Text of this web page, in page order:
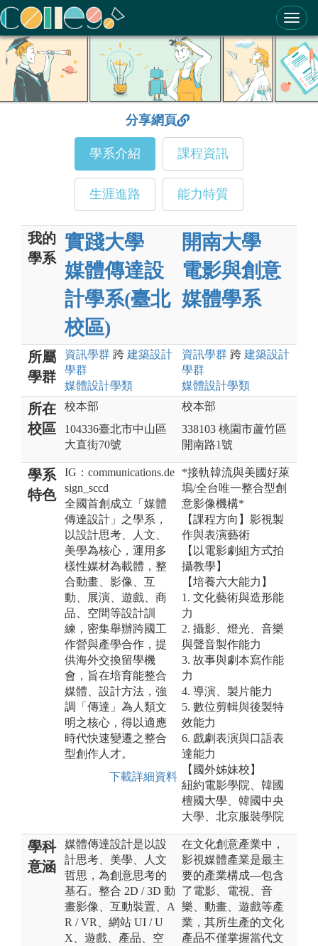
ColleGo! 大學選才與高中育才輔助系統
分享網頁
學系介紹 課程資訊
生涯進路 能力特質
我的
學系
實踐大學
媒體傳達設
計學系(臺北
校區)
開南大學
電影與創意
媒體學系
所屬
學群
資訊學群 跨 建築設計
學群
媒體設計學類
資訊學群 跨 建築設計
學群
媒體設計學類
所在
校區
校本部
104336臺北市中山區
大直街70號
校本部
338103 桃園市蘆竹區
開南路1號
學系
特色
IG：communications.de
sign_sccd
全國首創成立「媒體
傳達設計」之學系，
以設計思考、人文、
美學為核心，運用多
樣性媒材為載體，整
合動畫、影像、互
動、展演、遊戲、商
品、空間等設計訓
練，密集舉辦跨國工
作營與產學合作，提
供海外交換留學機
會，旨在培育能整合
媒體、設計方法，強
調「傳達」為人類文
明之核心，得以適應
時代快速變遷之整合
型創作人才。
下載詳細資料
*接軌韓流與美國好萊
塢/全台唯一整合型創
意影像機構*
【課程方向】影視製
作與表演藝術
【以電影劇組方式拍
攝教學】
【培養六大能力】
1. 文化藝術與造形能
力
2. 攝影、燈光、音樂
與聲音製作能力
3. 故事與劇本寫作能
力
4. 導演、製片能力
5. 數位剪輯與後製特
效能力
6. 戲劇表演與口語表
達能力
【國外姊妹校】
紐約電影學院、韓國
檀國大學、韓國中央
大學、北京服裝學院
學科
意涵
媒體傳達設計是以設
計思考、美學、人文
哲思，為創意思考的
基石。整合 2D / 3D 動
畫影像、互動裝置、A
R / VR、網站 UI / U
X、遊戲、產品、空
在文化創意產業中，
影視媒體產業是最主
要的產業構成—包含
了電影、電視、音
樂、動畫、遊戲等產
業，其所生產的文化
產品不僅掌握當代文